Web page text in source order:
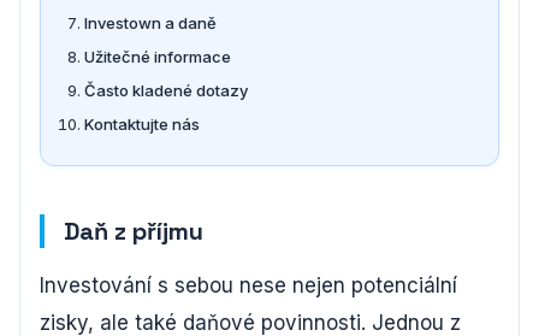
Investown a daně
Užitečné informace
Často kladené dotazy
Kontaktujte nás
Daň z příjmu
Investování s sebou nese nejen potenciální
zisky, ale také daňové povinnosti. Jednou z